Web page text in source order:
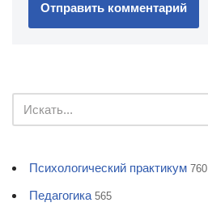
Психологический практикум 760
Педагогика 565